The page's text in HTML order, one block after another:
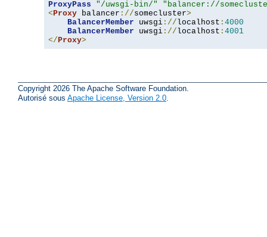
ProxyPass "/uwsgi-bin/"
"balancer://
< Proxy balancer ://somecluster>
BalancerMember uwsgi ://localhost : 4000
BalancerMember uwsgi ://localhost : 4001
</ Proxy>
Copyright 2026 The Apache Software Foundation.
Autorisé sous Apache License, Version 2.0.